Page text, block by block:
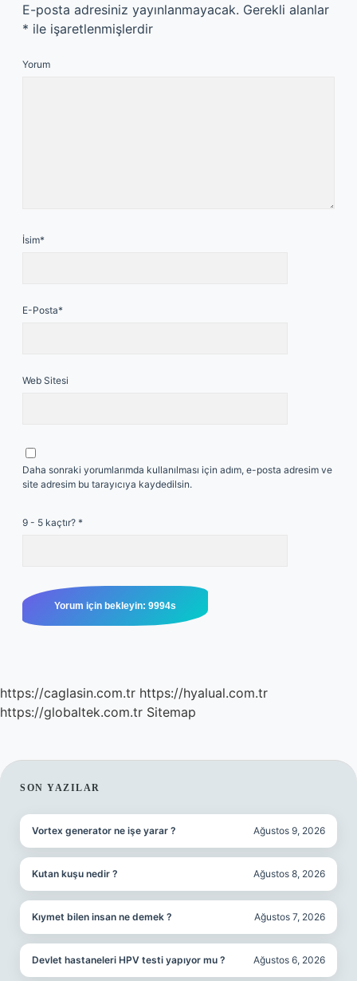
E-posta adresiniz yayınlanmayacak. Gerekli alanlar
* ile işaretlenmişlerdir
Yorum
İsim*
E-Posta*
Web Sitesi
Daha sonraki yorumlarımda kullanılması için adım, e-posta adresim ve
site adresim bu tarayıcıya kaydedilsin.
9 - 5 kaçtır? *
https://caglasin.com.tr https://hyalual.com.tr
https://globaltek.com.tr Sitemap
SIDEBAR
SON YAZILAR
Vortex generator ne işe yarar ? Ağustos 9, 2026
Kutan kuşu nedir ? Ağustos 8, 2026
Kıymet bilen insan ne demek ? Ağustos 7, 2026
Devlet hastaneleri HPV testi yapıyor mu ? Ağustos 6, 2026